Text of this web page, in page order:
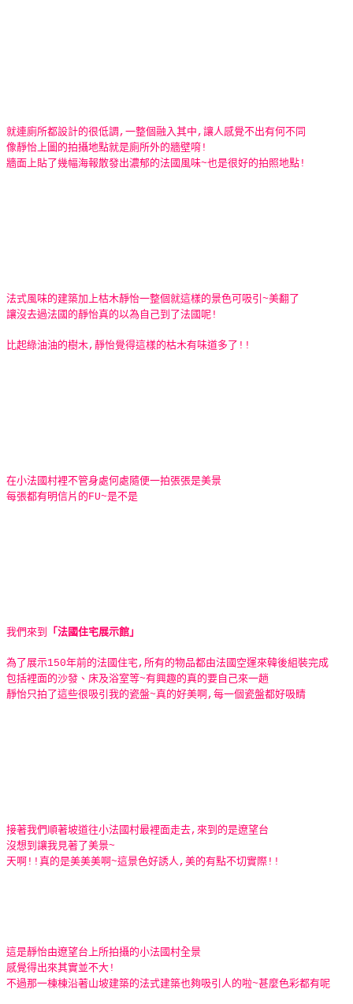
就連廁所都設計的很低調,一整個融入其中,讓人感覺不出有何不同
像靜怡上圖的拍攝地點就是廁所外的牆壁唷!
牆面上貼了幾幅海報散發出濃郁的法國風味~也是很好的拍照地點!
法式風味的建築加上枯木靜怡一整個就這樣的景色可吸引~美翻了
讓沒去過法國的靜怡真的以為自己到了法國呢!
比起綠油油的樹木,靜怡覺得這樣的枯木有味道多了!!
在小法國村裡不管身處何處隨便一拍張張是美景
每張都有明信片的FU~是不是
我們來到 「法國住宅展示館」
為了展示150年前的法國住宅,所有的物品都由法國空運來韓後組裝完成
包括裡面的沙發、床及浴室等~有興趣的真的要自己來一趟
靜怡只拍了這些很吸引我的瓷盤~真的好美啊,每一個瓷盤都好吸睛
接著我們順著坡道往小法國村最裡面走去,來到的是遼望台
沒想到讓我見著了美景~
天啊!!真的是美美美啊~這景色好誘人,美的有點不切實際!!
這是靜怡由遼望台上所拍攝的小法國村全景
感覺得出來其實並不大!
不過那一棟棟沿著山坡建築的法式建築也夠吸引人的啦~甚麼色彩都有呢